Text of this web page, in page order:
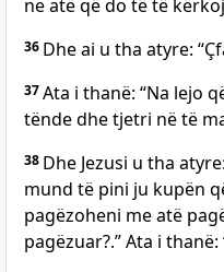
ne atë që do të të
36 Dhe ai u tha atyre:
37Ata i thanë: “Na lejo
tënde dhe tjetri në të
38 Dhe Jezusi u tha
mund të pini ju kupën
pagëzoheni me atë
pagëzuar?.” Ata i